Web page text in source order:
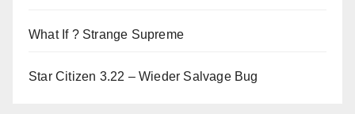
What If ? Strange Supreme
Star Citizen 3.22 – Wieder Salvage Bug